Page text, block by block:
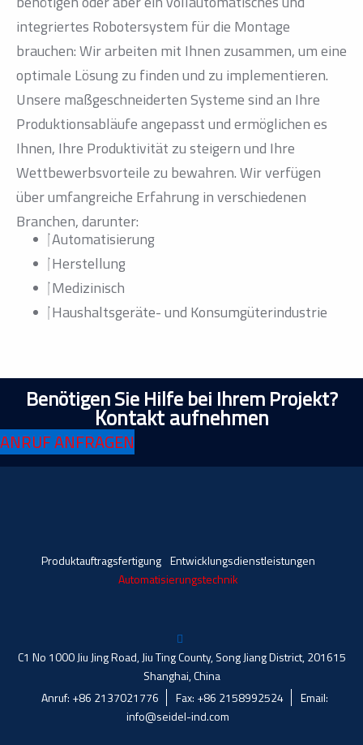
integriertes Robotersystem für die Montage
brauchen: Wir arbeiten mit Ihnen zusammen, um eine
optimale Lösung zu finden und zu implementieren.
Unsere maßgeschneiderten Systeme sind an Ihre
Produktionsabläufe angepasst und ermöglichen es
Ihnen, Ihre Produktivität zu steigern und Ihre
Wettbewerbsvorteile zu bewahren. Wir verfügen
über umfangreiche Erfahrung in verschiedenen
Branchen, darunter:
Automatisierung
Herstellung
Medizinisch
Haushaltsgeräte- und Konsumgüterindustrie
Benötigen Sie Hilfe bei Ihrem Projekt?
Kontakt aufnehmen
ANRUF ANFRAGEN
Produktauftragsfertigung Entwicklungsdienstleistungen
Automatisierungstechnik
C1 No 1000 Jiu Jing Road, Jiu Ting County, Song Jiang District, 201615
Shanghai, China
Anruf: +86 2137021776
Fax: +86 2158992524
Email:
info@seidel-ind.com